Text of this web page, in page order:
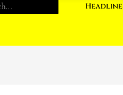
Headline